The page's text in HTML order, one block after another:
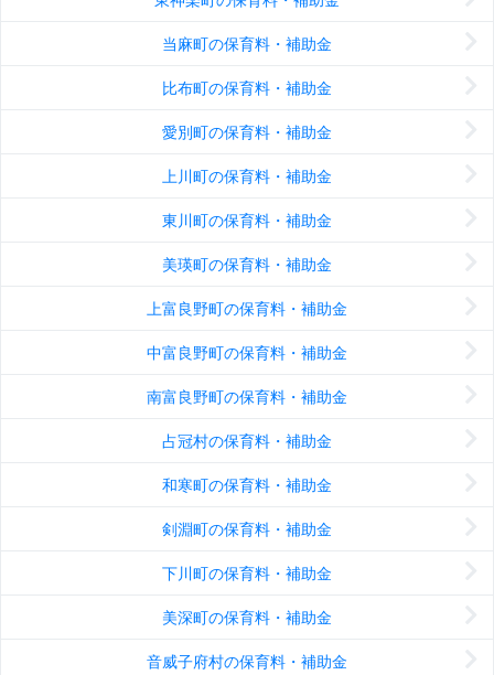
当麻町の保育料・補助金
比布町の保育料・補助金
愛別町の保育料・補助金
上川町の保育料・補助金
東川町の保育料・補助金
美瑛町の保育料・補助金
上富良野町の保育料・補助金
中富良野町の保育料・補助金
南富良野町の保育料・補助金
占冠村の保育料・補助金
和寒町の保育料・補助金
剣淵町の保育料・補助金
下川町の保育料・補助金
美深町の保育料・補助金
音威子府村の保育料・補助金